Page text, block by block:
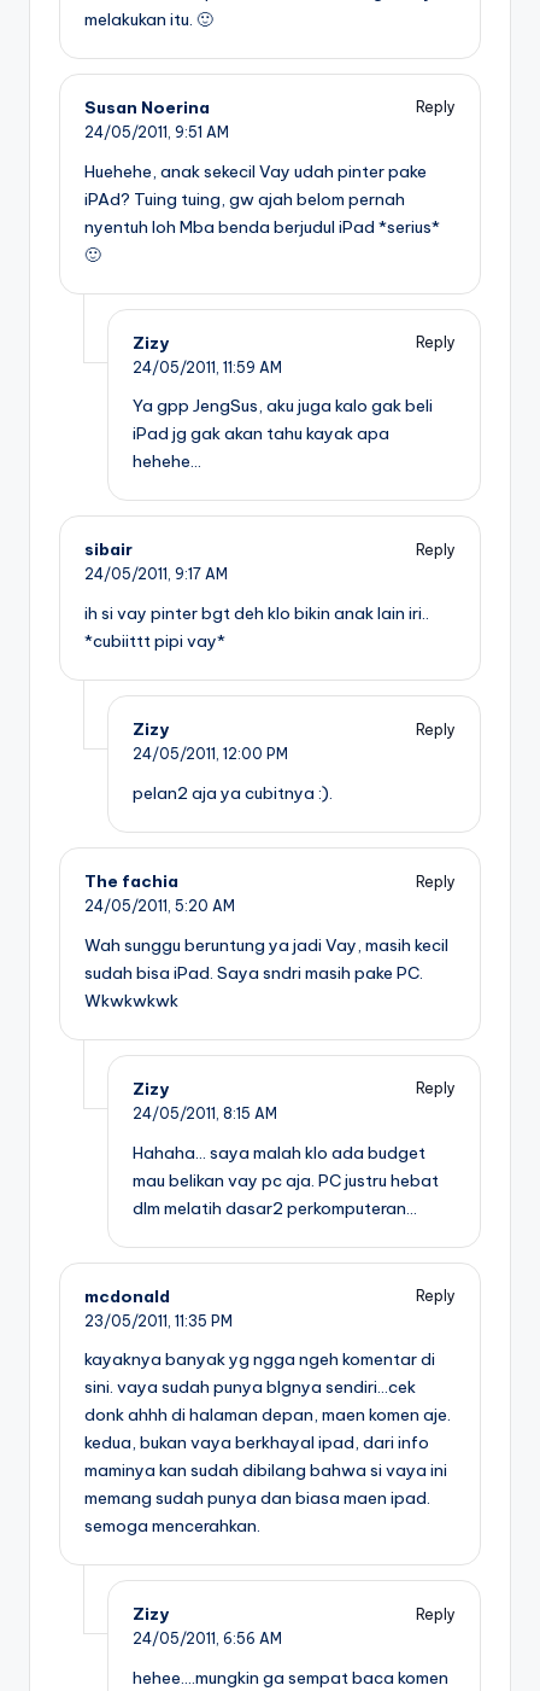
melakukan itu. 🙂
Susan Noerina
Reply
24/05/2011, 9:51 AM
Huehehe, anak sekecil Vay udah pinter pake
iPAd? Tuing tuing, gw ajah belom pernah
nyentuh loh Mba benda berjudul iPad *serius*
🙂
Zizy
Reply
24/05/2011, 11:59 AM
Ya gpp JengSus, aku juga kalo gak beli
iPad jg gak akan tahu kayak apa
hehehe…
sibair
Reply
24/05/2011, 9:17 AM
ih si vay pinter bgt deh klo bikin anak lain iri..
*cubiittt pipi vay*
Zizy
Reply
24/05/2011, 12:00 PM
pelan2 aja ya cubitnya :).
The fachia
Reply
24/05/2011, 5:20 AM
Wah sunggu beruntung ya jadi Vay, masih kecil
sudah bisa iPad. Saya sndri masih pake PC.
Wkwkwkwk
Zizy
Reply
24/05/2011, 8:15 AM
Hahaha… saya malah klo ada budget
mau belikan vay pc aja. PC justru hebat
dlm melatih dasar2 perkomputeran…
mcdonald
Reply
23/05/2011, 11:35 PM
kayaknya banyak yg ngga ngeh komentar di
sini. vaya sudah punya blgnya sendiri…cek
donk ahhh di halaman depan, maen komen aje.
kedua, bukan vaya berkhayal ipad, dari info
maminya kan sudah dibilang bahwa si vaya ini
memang sudah punya dan biasa maen ipad.
semoga mencerahkan.
Zizy
Reply
24/05/2011, 6:56 AM
hehee….mungkin ga sempat baca komen